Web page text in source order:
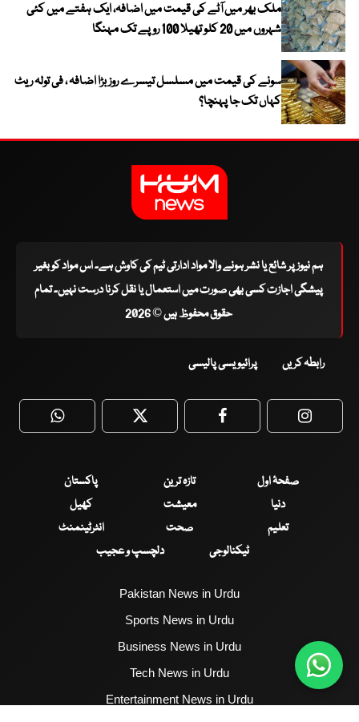
ملک بھر میں آٹے کی قیمت میں اضافہ، ایک ہفتے میں کئی
شہروں میں 20 کلو تھیلا 100 روپے تک مہنگا
سونے کی قیمت میں مسلسل تیسرے روز بڑا اضافہ ، فی تولہ ریٹ
کہاں تک جا پہنچا؟
ہم نیوز پر شائع یا نشر ہونے والا مواد ادارتی ٹیم کی کاوش ہے۔ اس مواد کو بغیر
پیشگی اجازت کسی بھی صورت میں استعمال یا نقل کرنا درست نہیں۔ تمام
حقوق محفوظ ہیں © 2026
رابطہ کریں پرائیویسی پالیسی
WhatsApp Twitter Facebook
صفحۂ اول تازہ ترین
پاکستان
دنیا
معیشت
کھیل
تعلیم
صحت
انٹرٹینمنٹ
ٹیکنالوجی
دلچسپ و عجیب
Pakistan News in Urdu
Sports News in Urdu
Business News in Urdu
Tech News in Urdu
Entertainment News in Urdu